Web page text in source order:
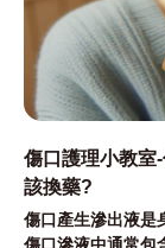
傷口護理小教室
該換藥?
傷口產生滲出液是